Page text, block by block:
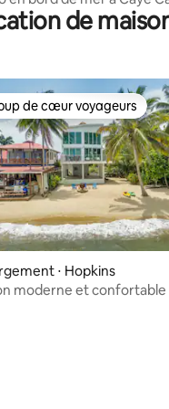
de
sur la base de 135
de cœur voyageurs les
de cœur voyageurs
⋅ Hopkins
moderne et